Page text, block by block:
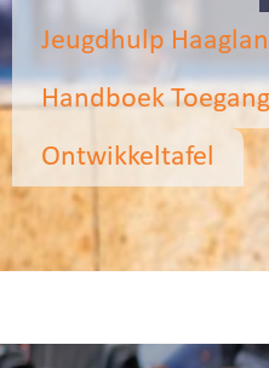
Jeugdhulp
Handboek
Ontwikkeltafel